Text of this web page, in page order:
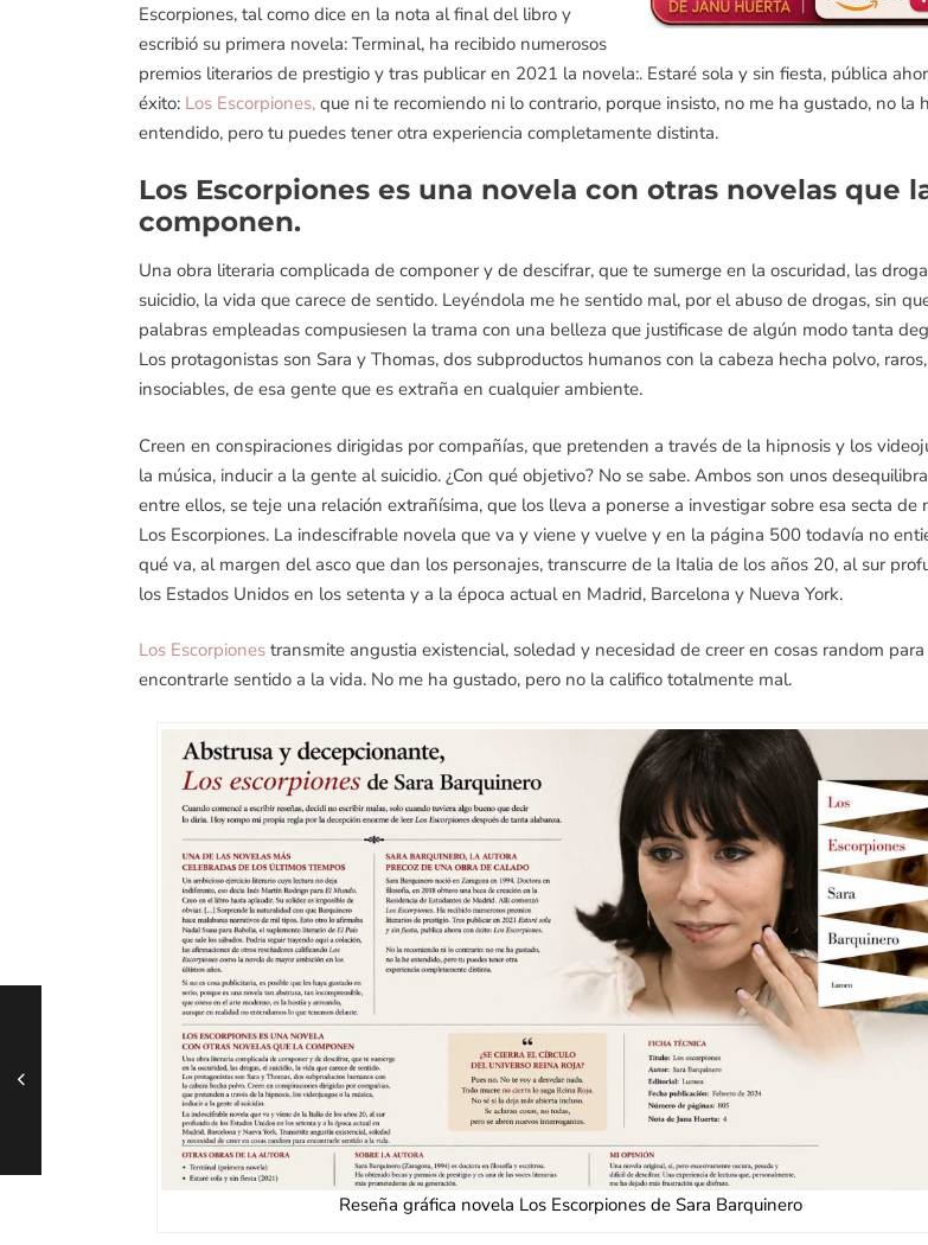
Escorpiones, tal como dice en la nota al final del libro y
escribió su primera novela: Terminal, ha recibido numerosos
premios literarios de prestigio y tras publicar en 2021 la novela:. Estaré sola y sin fiesta, pública
éxito: Los Escorpiones, que ni te recomiendo ni lo contrario, porque insisto, no me ha gustado, no la
entendido, pero tu puedes tener otra experiencia completamente distinta.
Los Escorpiones es una novela con otras novelas que
componen.
Una obra literaria complicada de componer y de descifrar, que te sumerge en la oscuridad, las
suicidio, la vida que carece de sentido. Leyéndola me he sentido mal, por el abuso de drogas, sin
palabras empleadas compusiesen la trama con una belleza que justificase de algún modo tanta
Los protagonistas son Sara y Thomas, dos subproductos humanos con la cabeza hecha polvo, raros,
insociables, de esa gente que es extraña en cualquier ambiente.
Creen en conspiraciones dirigidas por compañías, que pretenden a través de la hipnosis y los
la música, inducir a la gente al suicidio. ¿Con qué objetivo? No se sabe. Ambos son unos
entre ellos, se teje una relación extrañísima, que los lleva a ponerse a investigar sobre esa secta de
Los Escorpiones. La indescifrable novela que va y viene y vuelve y en la página 500 todavía no
qué va, al margen del asco que dan los personajes, transcurre de la Italia de los años 20, al sur
los Estados Unidos en los setenta y a la época actual en Madrid, Barcelona y Nueva York.
Los Escorpiones transmite angustia existencial, soledad y necesidad de creer en cosas random para
encontrarle sentido a la vida. No me ha gustado, pero no la califico totalmente mal.
Reseña gráfica novela Los Escorpiones de Sara Barquinero